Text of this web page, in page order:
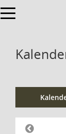
Toggle navigation